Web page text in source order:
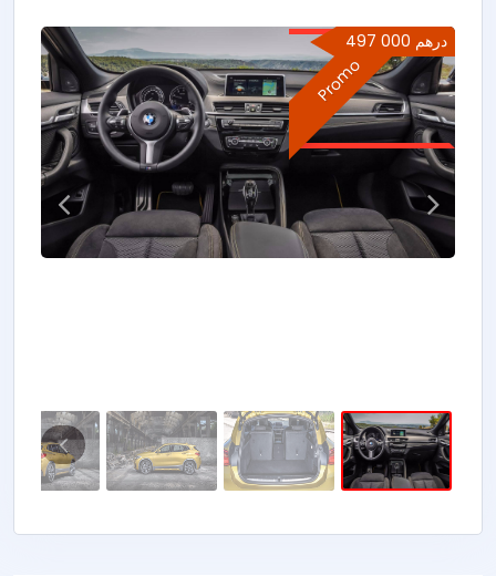
Promo
497 000 درهم